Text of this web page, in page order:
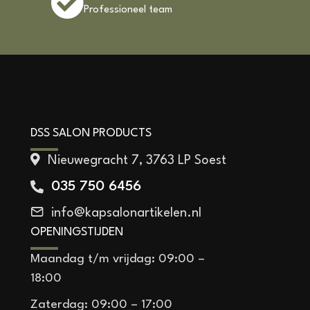
Professioneel team
DSS SALON PRODUCTS
Nieuwegracht 7, 3763 LP Soest
035 750 6456
info@kapsalonartikelen.nl
OPENINGSTIJDEN
Maandag t/m vrijdag: 09:00 –
18:00
Zaterdag: 09:00 – 17:00